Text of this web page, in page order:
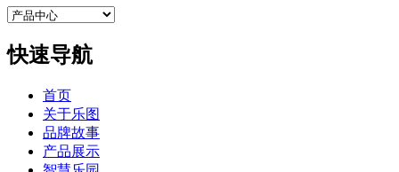
快速导航
首页
关于乐图
品牌故事
产品展示